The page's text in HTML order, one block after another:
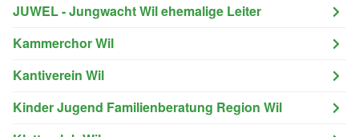
JUWEL - Jungwacht Wil ehemalige Leiter
Kammerchor Wil
Kantiverein Wil
Kinder Jugend Familienberatung Region Wil